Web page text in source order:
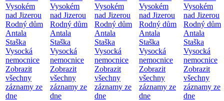
Vysokém
nad Jizerou
Rodný dům
Antala
Staška
Vysocká
nemocnice
Zobrazit
všechny
záznamy ze
dne
Vysokém
nad Jizerou
Rodný dům
Antala
Staška
Vysocká
nemocnice
Zobrazit
všechny
záznamy ze
dne
Vysokém
nad Jizerou
Rodný dům
Antala
Staška
Vysocká
nemocnice
Zobrazit
všechny
záznamy ze
dne
Vysokém
nad Jizerou
Rodný dům
Antala
Staška
Vysocká
nemocnice
Zobrazit
všechny
záznamy ze
dne
Vysokém
nad Jizerou
Rodný dům
Antala
Staška
Vysocká
nemocnice
Zobrazit
všechny
záznamy ze
dne